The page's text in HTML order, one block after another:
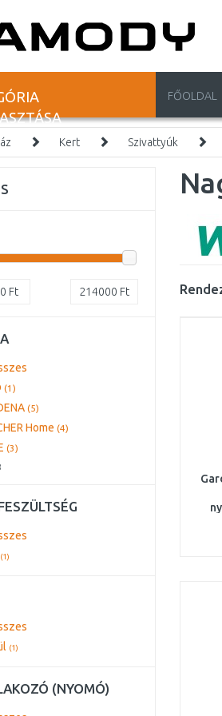
FŐOLDAL
Kert Szivattyúk
Ft 214000 Ft
(1)
(5)
Home (4)
(3)
(1)
(1)
(NYOMÓ)